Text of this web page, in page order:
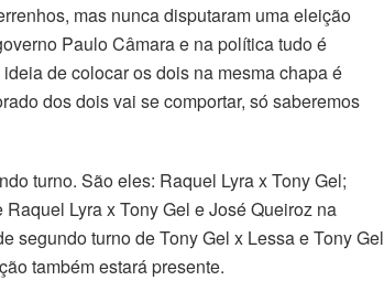
mas nunca disputaram uma eleição
Paulo Câmara e na política tudo é
de colocar os dois na mesma chapa é
dos dois vai se comportar, só saberemos
turno. São eles: Raquel Lyra x Tony Gel;
Lyra x Tony Gel e José Queiroz na
segundo turno de Tony Gel x Lessa e Tony Gel
também estará presente.